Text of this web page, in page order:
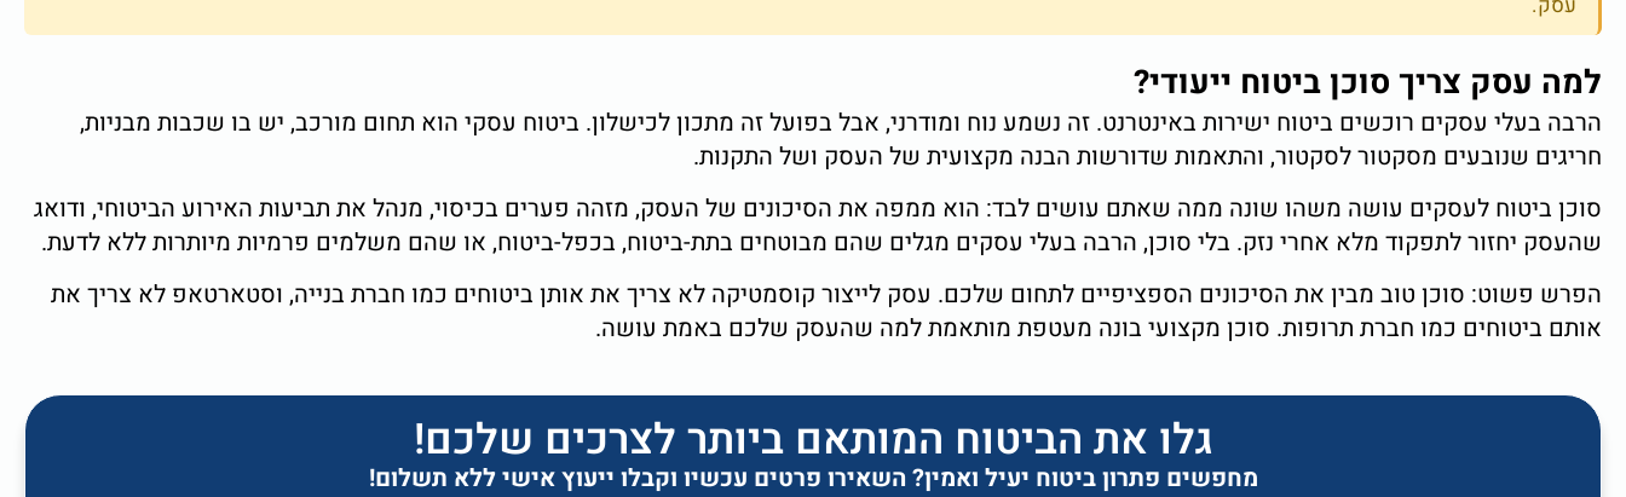
למה עסק צריך סוכן ביטוח ייעודי?
הרבה בעלי עסקים רוכשים ביטוח ישירות באינטרנט. זה נשמע נוח ומודרני, אבל בפועל זה מתכון לכישלון. ביטוח עסקי הוא תחום מורכב, יש בו שכבות מבניות,
חריגים שנובעים מסקטור לסקטור, והתאמות שדורשות הבנה מקצועית של העסק ושל התקנות.
סוכן ביטוח לעסקים עושה משהו שונה ממה שאתם עושים לבד: הוא ממפה את הסיכונים של העסק, מזהה פערים בכיסוי, מנהל את תביעות האירוע הביטוחי, ודואג
שהעסק יחזור לתפקוד מלא אחרי נזק. בלי סוכן, הרבה בעלי עסקים מגלים שהם מבוטחים בתת-ביטוח, בכפל-ביטוח, או שהם משלמים פרמיות מיותרות ללא לדעת.
הפרש פשוט: סוכן טוב מבין את הסיכונים הספציפיים לתחום שלכם. עסק לייצור קוסמטיקה לא צריך את אותן ביטוחים כמו חברת בנייה, וסטארטאפ לא צריך את
אותם ביטוחים כמו חברת תרופות. סוכן מקצועי בונה מעטפת מותאמת למה שהעסק שלכם באמת עושה.
גלו את הביטוח המותאם ביותר לצרכים שלכם!
מחפשים פתרון ביטוח יעיל ואמין? השאירו פרטים עכשיו וקבלו ייעוץ אישי ללא תשלום!